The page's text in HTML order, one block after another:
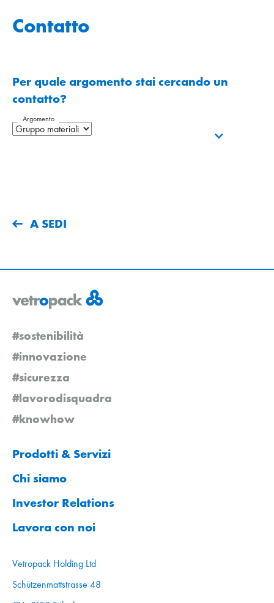
Contatto
Per quale argomento stai cercando un
contatto?
Argomento
A SEDI
#sostenibilità
#innovazione
#sicurezza
#lavorodisquadra
#knowhow
Prodotti & Servizi
Chi siamo
Investor Relations
Lavora con noi
Vetropack Holding Ltd
Schützenmattstrasse 48